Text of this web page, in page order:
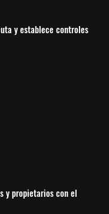
y establece controles
y propietarios con el